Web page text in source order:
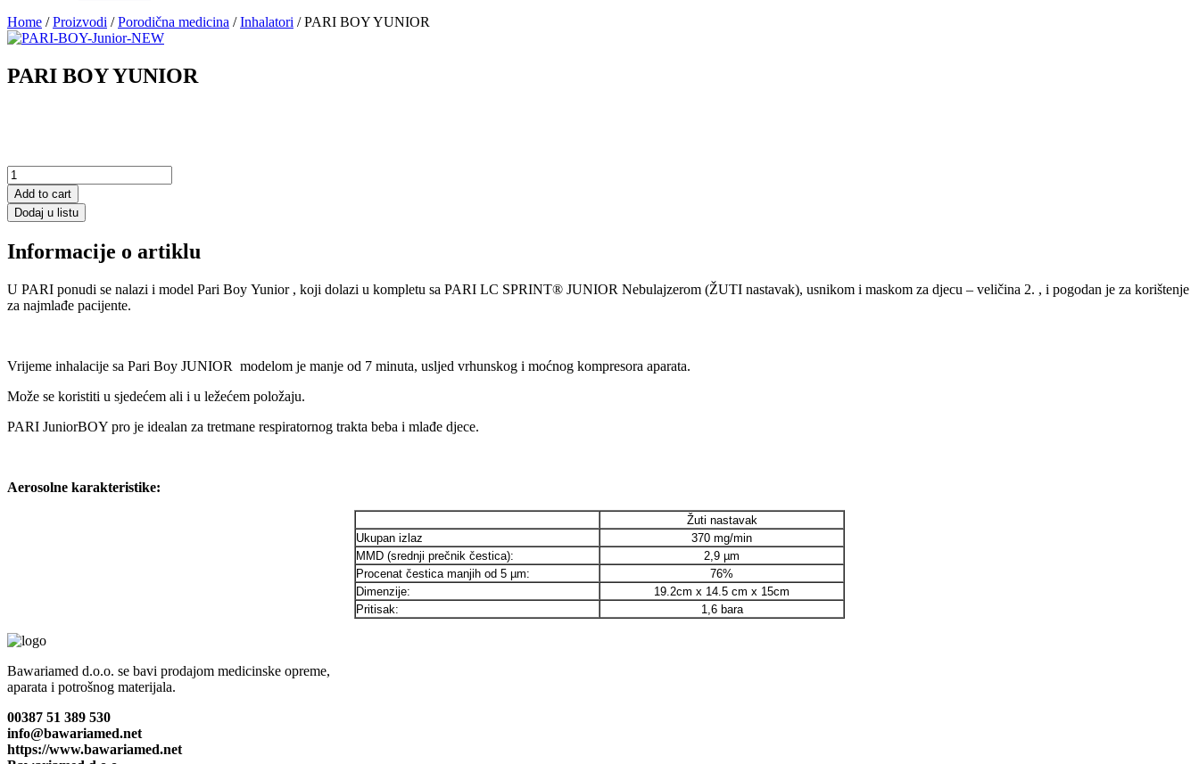
Home /Proizvodi /Porodična medicina /Inhalatori / PARI BOY YUNIOR
PARI BOY YUNIOR
Add to cart
Dodaj u listu
Informacije o artiklu
U PARI ponudi se nalazi i model Pari Boy Yunior , koji dolazi u kompletu sa PARI LC SPRINT® JUNIOR Nebulajzerom (ŽUTI nastavak), usnikom i maskom za djecu – veličina 2. , i pogodan je za korištenje
za najmlađe pacijente.
Vrijeme inhalacije sa Pari Boy JUNIOR modelom je manje od 7 minuta, usljed vrhunskog i moćnog kompresora aparata.
Može se koristiti u sjedećem ali i u ležećem položaju.
PARI JuniorBOY pro je idealan za tretmane respiratornog trakta beba i mlađe djece.
Aerosolne karakteristike:
Žuti nastavak
Ukupan izlaz
370 mg/min
MMD (srednji prečnik čestica):
2,9 µm
Procenat čestica manjih od 5 µm:
76%
Dimenzije:
19.2cm x 14.5 cm x 15cm
Pritisak:
1,6 bara
Bawariamed d.o.o. se bavi prodajom medicinske opreme,
aparata i potrošnog materijala.
00387 51 389 530
info@bawariamed.net
https://www.bawariamed.net